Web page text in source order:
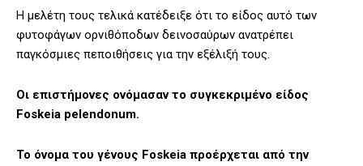
Η μελέτη τους τελικά κατέδειξε ότι το είδος αυτό των
φυτοφάγων ορνιθόποδων δεινοσαύρων ανατρέπει
παγκόσμιες πεποιθήσεις για την εξέλιξή τους.
Οι επιστήμονες ονόμασαν το συγκεκριμένο είδος
Foskeia pelendonum.
Το όνομα του γένους Foskeia προέρχεται από την